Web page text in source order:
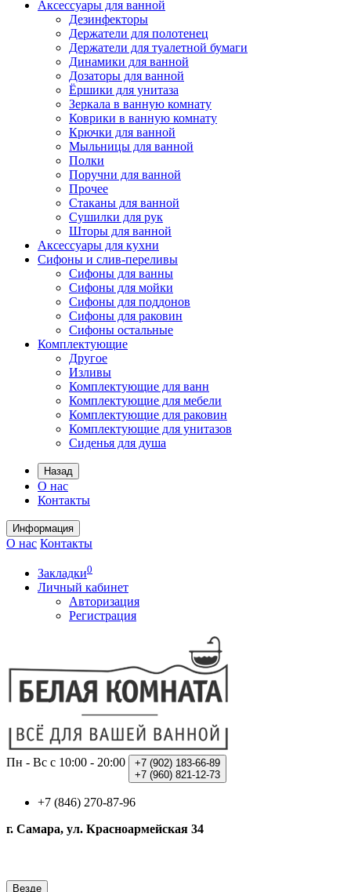
Аксессуары для ванной
Дезинфекторы
Держатели для полотенец
Держатели для туалетной бумаги
Динамики для ванной
Дозаторы для ванной
Ёршики для унитаза
Зеркала в ванную комнату
Коврики в ванную комнату
Крючки для ванной
Мыльницы для ванной
Полки
Поручни для ванной
Прочее
Стаканы для ванной
Сушилки для рук
Шторы для ванной
Аксессуары для кухни
Сифоны и слив-переливы
Сифоны для ванны
Сифоны для мойки
Сифоны для поддонов
Сифоны для раковин
Сифоны остальные
Комплектующие
Другое
Изливы
Комплектующие для ванн
Комплектующие для мебели
Комплектующие для раковин
Комплектующие для унитазов
Сиденья для душа
Назад
О нас
Контакты
Информация
О нас Контакты
Закладки0
Личный кабинет
Авторизация
Регистрация
Пн - Вс с 10:00 - 20:00 +7 (902) 183-66-89
+7 (960) 821-12-73
+7 (846) 270-87-96
г. Самара, ул. Красноармейская 34
Везде